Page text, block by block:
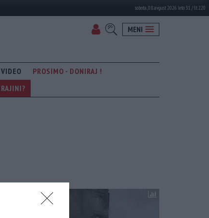
sobota, 08. avgust 2026 leto 31 / št. 220
MENI
VIDEO
PROSIMO - DONIRAJ !